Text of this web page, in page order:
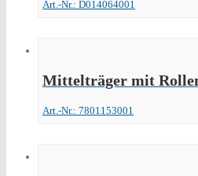
Art.-Nr.: D014064001
Mittelträger mit
Art.-Nr.: 7801153001